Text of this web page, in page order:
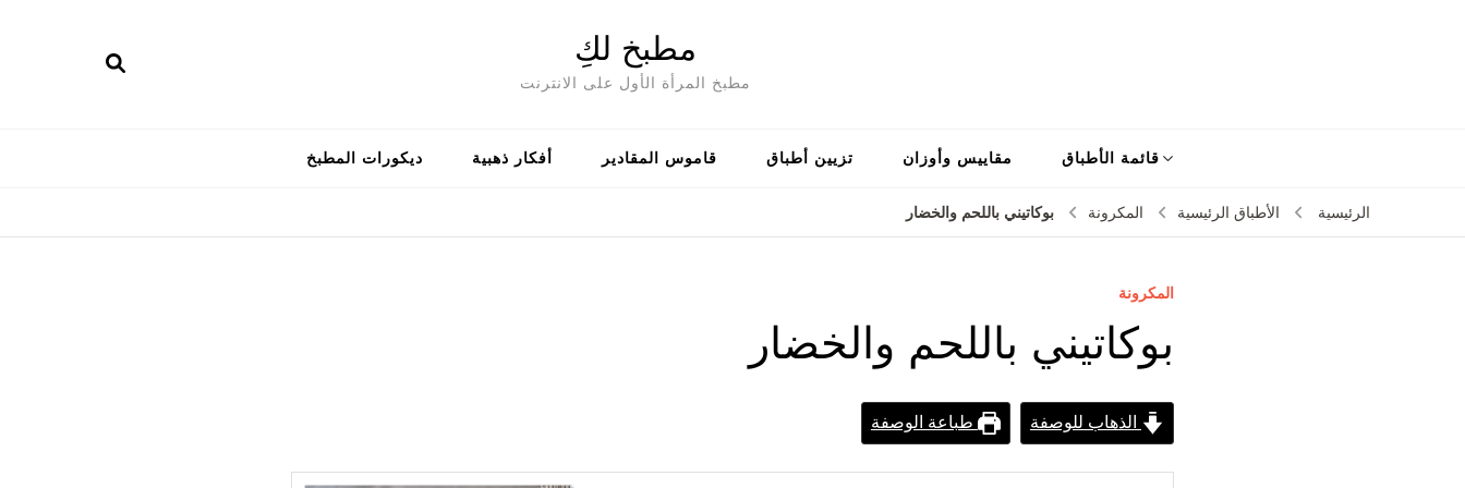
مطبخ لكِ
مطبخ المرأة الأول على الانترنت
قائمة الأطباق مقاييس وأوزان تزيين أطباق قاموس المقادير أفكار ذهبية ديكورات المطبخ
الرئيسية الأطباق الرئيسية المكرونة بوكاتيني باللحم والخضار
المكرونة
بوكاتيني باللحم والخضار
الذهاب للوصفة طباعة الوصفة